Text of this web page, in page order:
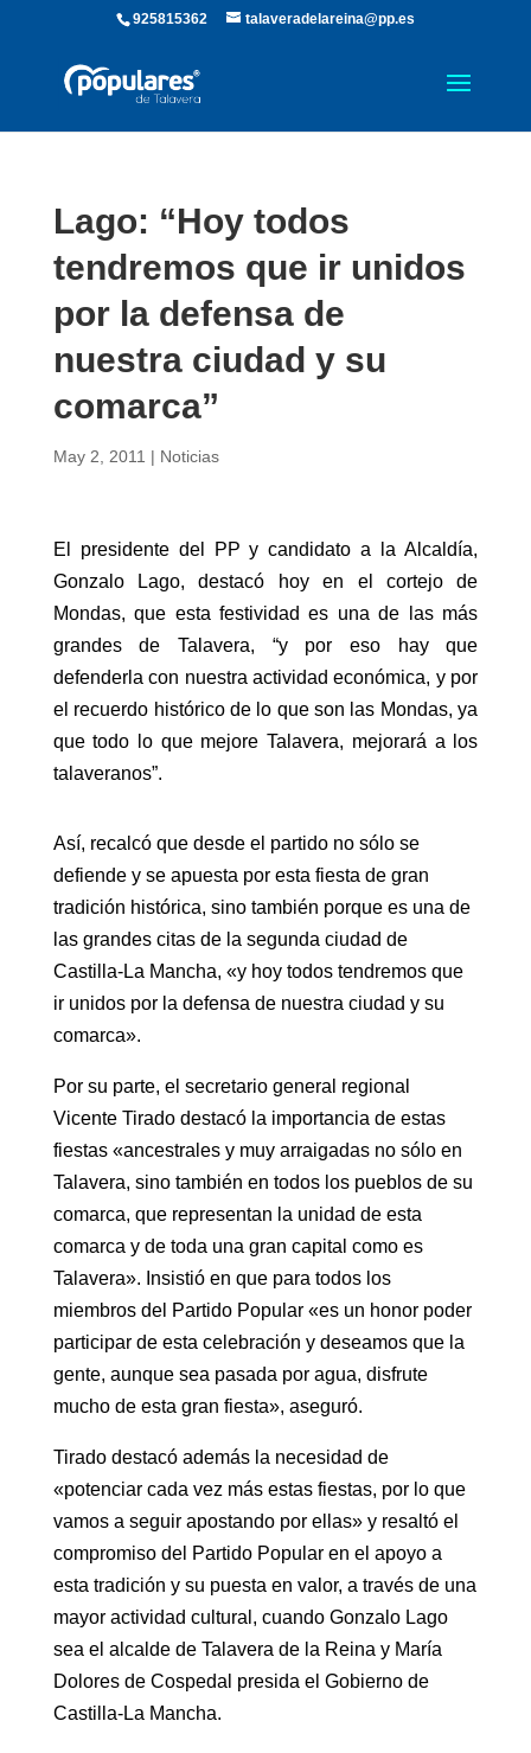
925815362 talaveradelareina@pp.es
Lago: “Hoy todos
tendremos que ir unidos
por la defensa de
nuestra ciudad y su
comarca”
May 2, 2011 | Noticias
El presidente del PP y candidato a la Alcaldía,
Gonzalo Lago, destacó hoy en el cortejo de
Mondas, que esta festividad es una de las más
grandes de Talavera, “y por eso hay que
defenderla con nuestra actividad económica, y por
el recuerdo histórico de lo que son las Mondas, ya
que todo lo que mejore Talavera, mejorará a los
talaveranos”.
Así, recalcó que desde el partido no sólo se
defiende y se apuesta por esta fiesta de gran
tradición histórica, sino también porque es una de
las grandes citas de la segunda ciudad de
Castilla-La Mancha, «y hoy todos tendremos que
ir unidos por la defensa de nuestra ciudad y su
comarca».
Por su parte, el secretario general regional
Vicente Tirado destacó la importancia de estas
fiestas «ancestrales y muy arraigadas no sólo en
Talavera, sino también en todos los pueblos de su
comarca, que representan la unidad de esta
comarca y de toda una gran capital como es
Talavera». Insistió en que para todos los
miembros del Partido Popular «es un honor poder
participar de esta celebración y deseamos que la
gente, aunque sea pasada por agua, disfrute
mucho de esta gran fiesta», aseguró.
Tirado destacó además la necesidad de
«potenciar cada vez más estas fiestas, por lo que
vamos a seguir apostando por ellas» y resaltó el
compromiso del Partido Popular en el apoyo a
esta tradición y su puesta en valor, a través de una
mayor actividad cultural, cuando Gonzalo Lago
sea el alcalde de Talavera de la Reina y María
Dolores de Cospedal presida el Gobierno de
Castilla-La Mancha.